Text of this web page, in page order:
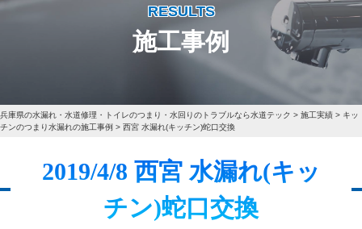
RESULTS
施工事例
兵庫県の水漏れ・水道修理・トイレのつまり・水回りのトラブルなら水道テック > 施工実績 > キッ
チンのつまり水漏れの施工事例 > 西宮 水漏れ(キッチン)蛇口交換
2019/4/8 西宮 水漏れ(キッ
チン)蛇口交換